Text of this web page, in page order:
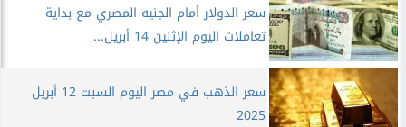
سعر الدولار أمام الجنيه المصري مع بداية
تعاملات اليوم الإثنين 14 أبريل...
سعر الذهب في مصر اليوم السبت 12 أبريل
2025